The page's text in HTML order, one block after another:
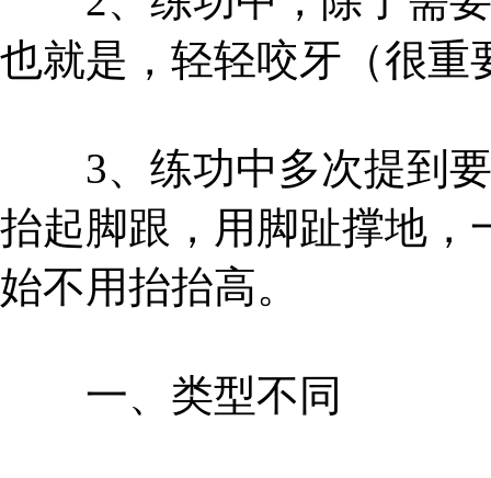
也就是，轻轻咬牙（很重
3、练功中多次提到要
抬起脚跟，用脚趾撑地，
始不用抬抬高。
一、类型不同